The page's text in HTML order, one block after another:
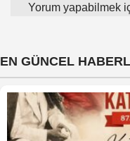
Yorum yapabilmek
EN GÜNCEL